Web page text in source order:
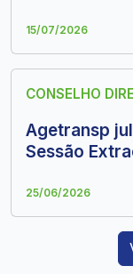
15/07/2026
CONSELHO
Agetransp
Sessão
25/06/2026